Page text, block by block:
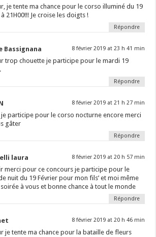
je tente ma chance pour le corso illuminé du 19
21H00!!! Je croise les doigts !
Répondre
Bassignana 8 février 2019 at 23 h 41 min
trop chouette je participe pour le mardi 19
Répondre
8 février 2019 at 21 h 27 min
je participe pour le corso nocturne encore merci
gâter
Répondre
laura 8 février 2019 at 20 h 57 min
merci pour ce concours je participe pour le
nuit du 19 Février pour mon fils’ et moi même
à vous et bonne chance à tout le monde
Répondre
8 février 2019 at 20 h 46 min
je tente ma chance pour la bataille de fleurs